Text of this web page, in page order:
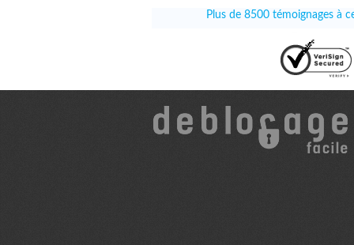
Plus de 8500 témoignages à